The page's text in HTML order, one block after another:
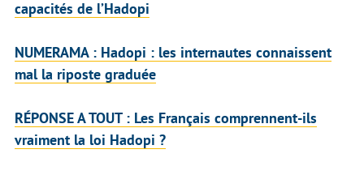
capacités de l’Hadopi
NUMERAMA: Hadopi : les internautes connaissent
mal la riposte graduée
RÉPONSE A TOUT: Les Français comprennent-ils
vraiment la loi Hadopi ?